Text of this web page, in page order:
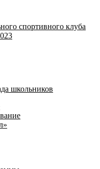
спортивного клуба
школьников